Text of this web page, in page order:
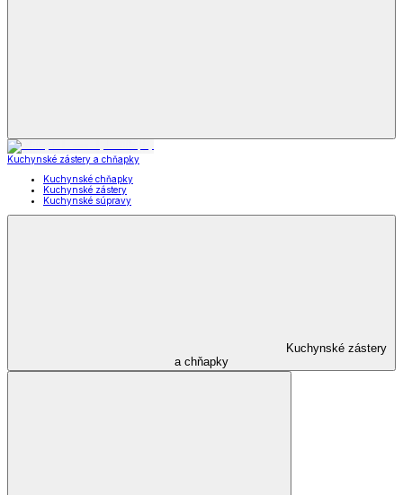
Kuchynské zástery a chňapky
Kuchynské chňapky
Kuchynské zástery
Kuchynské súpravy
Kuchynské zástery
a chňapky